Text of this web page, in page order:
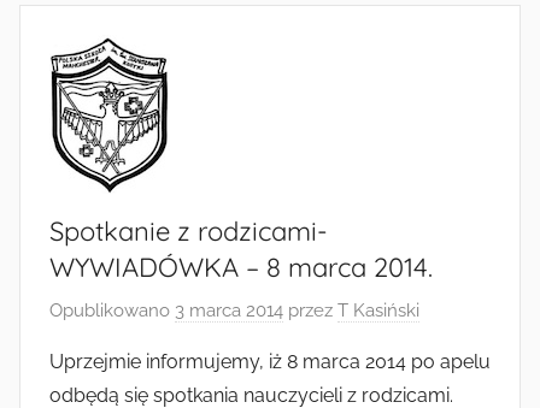
Przedmiotów
Ojczystych
Manchesterze
in
Manchester
Spotkanie z rodzicami-
WYWIADÓWKA – 8 marca 2014.
Opublikowano 3 marca 2014 przez T Kasiński
Uprzejmie informujemy, iż 8 marca 2014 po apelu
odbędą się spotkania nauczycieli z rodzicami.